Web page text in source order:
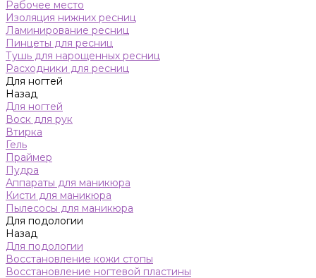
Рабочее место
Изоляция нижних ресниц
Ламинирование ресниц
Пинцеты для ресниц
Тушь для нарощенных ресниц
Расходники для ресниц
Для ногтей
Назад
Для ногтей
Воск для рук
Втирка
Гель
Праймер
Пудра
Аппараты для маникюра
Кисти для маникюра
Пылесосы для маникюра
Для подологии
Назад
Для подологии
Восстановление кожи стопы
Восстановление ногтевой пластины